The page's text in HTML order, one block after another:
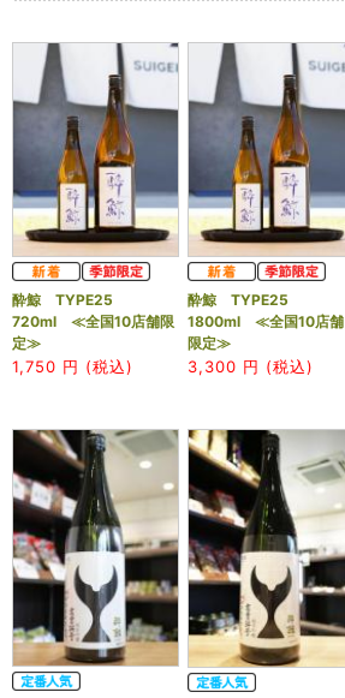
酔鯨 TYPE25
720ml ≪全国10店舗限
定≫
1,750 円 (税込)
酔鯨 TYPE25
1800ml ≪全国10店舗
限定≫
3,300 円 (税込)